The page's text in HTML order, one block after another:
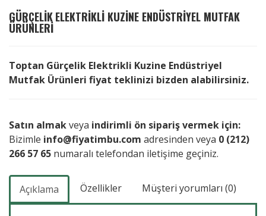
GÜRÇELIKELEKTRIKLI KUZINE ENDÜSTRIYEL MUTFAK
ÜRÜNLERI
Toptan Gürçelik Elektrikli Kuzine Endüstriyel
Mutfak Ürünleri fiyat teklinizi bizden alabilirsiniz.
Satın almakveya indirimli ön sipariş vermek için:
Bizimle info@fiyatimbu.com adresinden veya 0 (212)
266 57 65 numaralı telefondan iletişime geçiniz.
Açıklama Özellikler Müşteri yorumları (0)